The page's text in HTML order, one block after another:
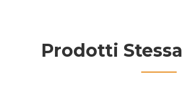
Prodotti